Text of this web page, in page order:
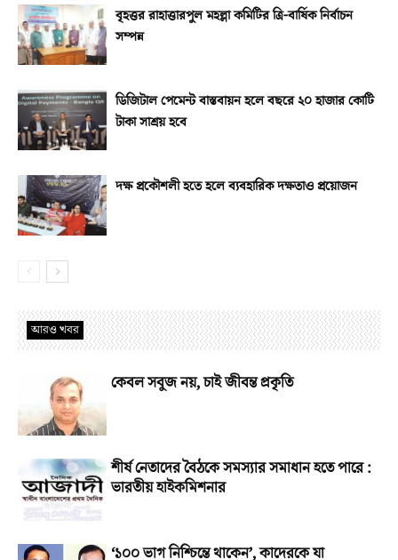
বৃহত্তর রাহাত্তারপুল মহল্লা কমিটির ত্রি-বার্ষিক নির্বাচন
সম্পন্ন
ডিজিটাল পেমেন্ট বাস্তবায়ন হলে বছরে ২০ হাজার কোটি
টাকা সাশ্রয় হবে
দক্ষ প্রকৌশলী হতে হলে ব্যবহারিক দক্ষতাও প্রয়োজন
আরও খবর
কেবল সবুজ নয়, চাই জীবন্ত প্রকৃতি
শীর্ষ নেতাদের বৈঠকে সমস্যার সমাধান হতে পারে :
ভারতীয় হাইকমিশনার
‘১০০ ভাগ নিশ্চিন্তে থাকেন’, কাদেরকে যা